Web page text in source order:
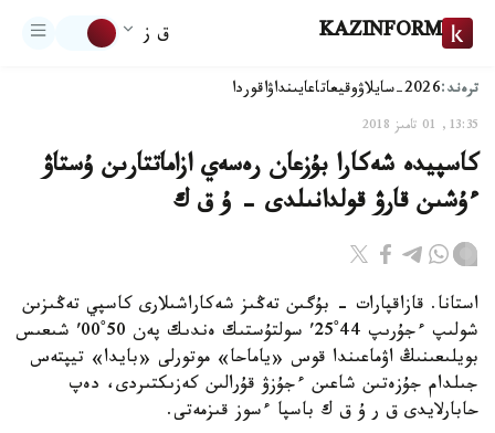
KAZINFORM ق ز
ترەند:2026-سايلاۋ وقيعاتاعايىنداۋاقوردا
13:35, 01 تامىز 2018
كاسپيدە شەكارا بۇزعان رەسەي ازاماتتارىن ۇستاۋ
ءۇشىن قارۋ قولدانىلدى - ۇ ق ك
استانا. قازاقپارات - بۇگىن تەڭىز شەكاراشىلارى كاسپي تەڭىزىن
شولىپ ءجۇرىپ 44˚25′ سولتۇستىك ەندىك پەن 50˚00′ شىعىس
بويلىعىنىڭ اۋماعىندا قوس «ياماحا» موتورلى «بايدا» تيپتەس
جىلدام جۇزەتىن شاعىن ءجۇزۋ قۇرالىن كەزىكتىردى، دەپ
حابارلايدى ق ر ۇ ق ك باسپا ءسوز قىزمەتى.